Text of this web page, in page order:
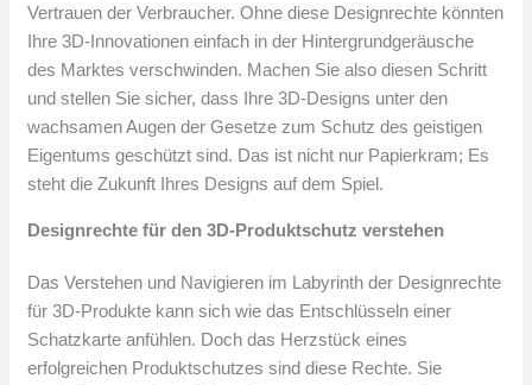
Vertrauen der Verbraucher. Ohne diese Designrechte könnten
Ihre 3D-Innovationen einfach in der Hintergrundgeräusche
des Marktes verschwinden. Machen Sie also diesen Schritt
und stellen Sie sicher, dass Ihre 3D-Designs unter den
wachsamen Augen der Gesetze zum Schutz des geistigen
Eigentums geschützt sind. Das ist nicht nur Papierkram; Es
steht die Zukunft Ihres Designs auf dem Spiel.
Designrechte für den 3D-Produktschutz verstehen
Das Verstehen und Navigieren im Labyrinth der Designrechte
für 3D-Produkte kann sich wie das Entschlüsseln einer
Schatzkarte anfühlen. Doch das Herzstück eines
erfolgreichen Produktschutzes sind diese Rechte. Sie